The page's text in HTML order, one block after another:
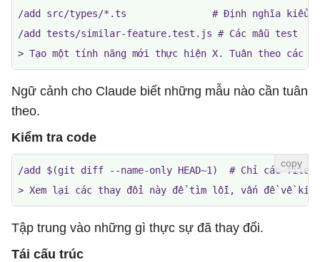
/add src/types/*.ts               # Định nghĩa kiểu
/add tests/similar-feature.test.js # Các mẫu test
> Tạo một tính năng mới thực hiện X. Tuân theo các
Ngữ cảnh cho Claude biết những mẫu nào cần tuân
theo.
Kiểm tra code
/add $(git diff --name-only HEAD~1)  # Chỉ các file
> Xem lại các thay đổi này để tìm lỗi, vấn đề về
Tập trung vào những gì thực sự đã thay đổi.
Tái cấu trúc